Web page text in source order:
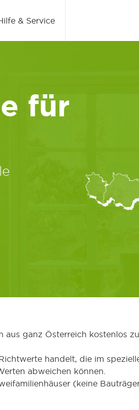
& Service
für
ganz Österreich kostenlos
handelt, die im
abweichen können.
(keine